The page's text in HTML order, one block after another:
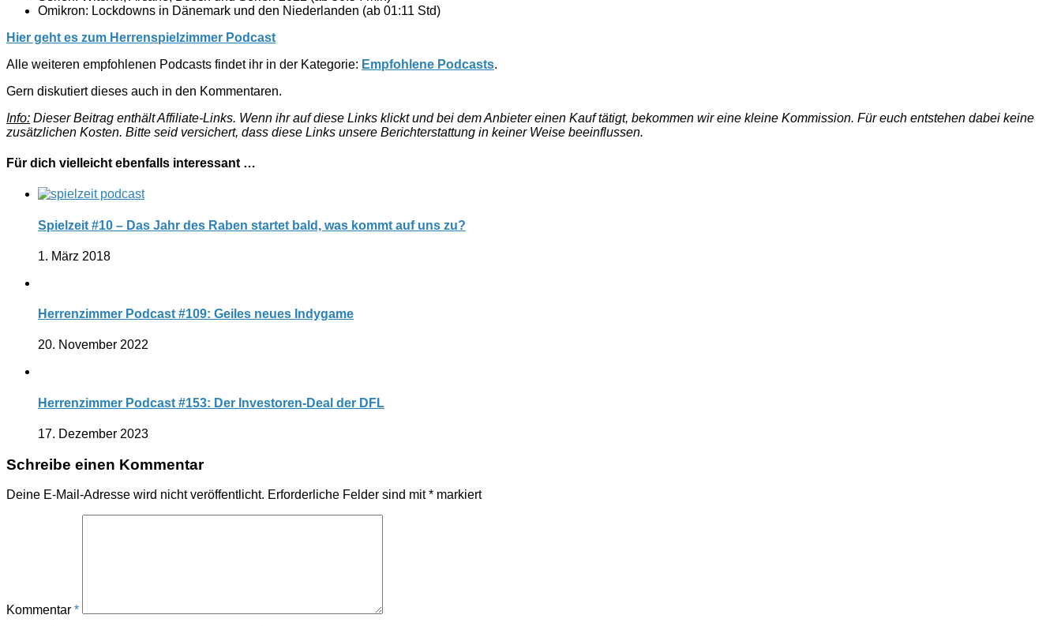
Omikron: Lockdowns in Dänemark und den Niederlanden (ab 01:11 Std)
Hier geht es zum Herrenspielzimmer Podcast
Alle weiteren empfohlenen Podcasts findet ihr in der Kategorie: Empfohlene Podcasts.
Gern diskutiert dieses auch in den Kommentaren.
Info: Dieser Beitrag enthält Affiliate-Links. Wenn ihr auf diese Links klickt und bei dem Anbieter einen Kauf tätigt, bekommen wir eine kleine Kommission. Für euch entstehen dabei keine
zusätzlichen Kosten. Bitte seid versichert, dass diese Links unsere Berichterstattung in keiner Weise beeinflussen.
Für dich vielleicht ebenfalls interessant …
Spielzeit #10 – Das Jahr des Raben startet bald, was kommt auf uns zu?
1. März 2018
Herrenzimmer Podcast #109: Geiles neues Indygame
20. November 2022
Herrenzimmer Podcast #153: Der Investoren-Deal der DFL
17. Dezember 2023
Schreibe einen Kommentar
Deine E-Mail-Adresse wird nicht veröffentlicht. Erforderliche Felder sind mit* markiert
Kommentar *